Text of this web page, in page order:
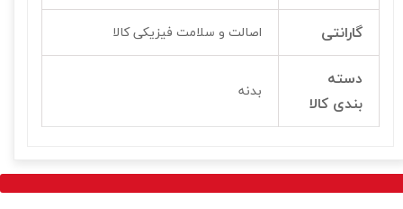
گارانتی اصالت و سلامت فیزیکی کالا
دسته
بندی کالا
بدنه